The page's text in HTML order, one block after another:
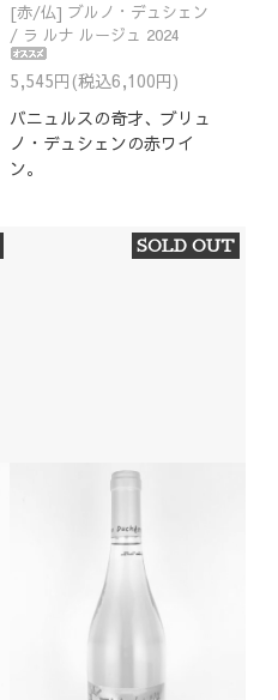
[赤/仏] ブルノ・デュシェン
/ ラ ルナ ルージュ 2024
5,545円(税込6,100円)
バニュルスの奇才、ブリュ
ノ・デュシェンの赤ワイ
ン。
SOLD OUT